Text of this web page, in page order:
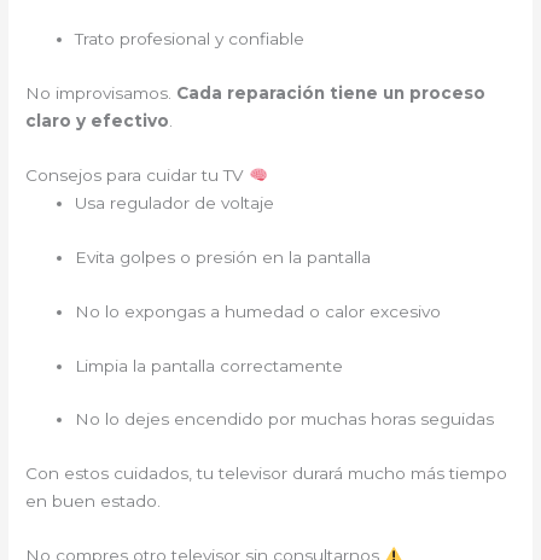
Trato profesional y confiable
No improvisamos. Cada reparación tiene un proceso
claro y efectivo
Consejos para cuidar tu TV
Usa regulador de voltaje
Evita golpes o presión en la pantalla
No lo expongas a humedad o calor excesivo
Limpia la pantalla correctamente
No lo dejes encendido por muchas horas seguidas
Con estos cuidados, tu televisor durará mucho más tiempo
en buen estado.
No compres otro televisor sin consultarnos